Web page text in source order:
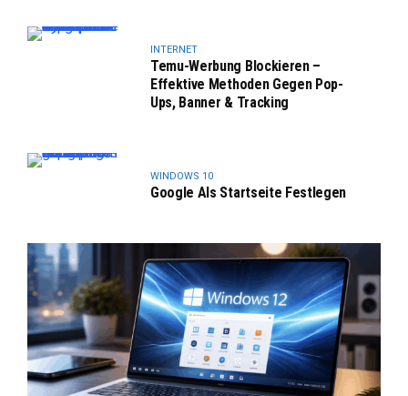
INTERNET
Temu-Werbung Blockieren –
Effektive Methoden Gegen Pop-
Ups, Banner & Tracking
WINDOWS 10
Google Als Startseite Festlegen